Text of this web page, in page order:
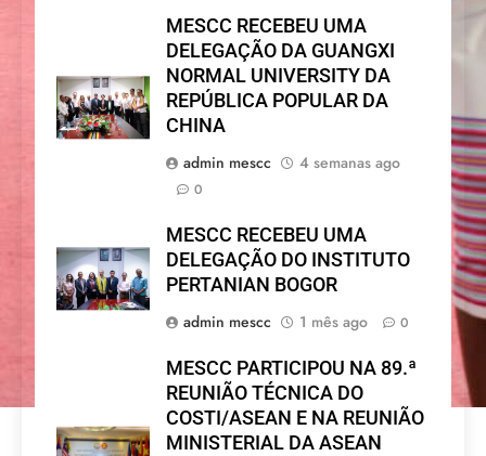
MESCC RECEBEU UMA
DELEGAÇÃO DA GUANGXI
NORMAL UNIVERSITY DA
REPÚBLICA POPULAR DA
CHINA
admin mescc
4 semanas ago
0
MESCC RECEBEU UMA
DELEGAÇÃO DO INSTITUTO
PERTANIAN BOGOR
admin mescc
1 mês ago 0
MESCC PARTICIPOU NA 89.ª
REUNIÃO TÉCNICA DO
COSTI/ASEAN E NA REUNIÃO
MINISTERIAL DA ASEAN